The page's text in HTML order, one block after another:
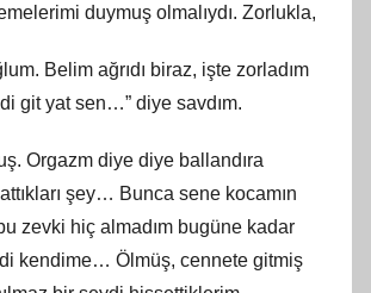
duymuş olmalıydı. Zorlukla,
Belim ağrıdı biraz, işte zorladım
git yat sen…” diye savdım.
Orgazm diye diye ballandıra
şey… Bunca sene kocamın
zevki hiç almadım bugüne kadar
kendime… Ölmüş, cennete gitmiş